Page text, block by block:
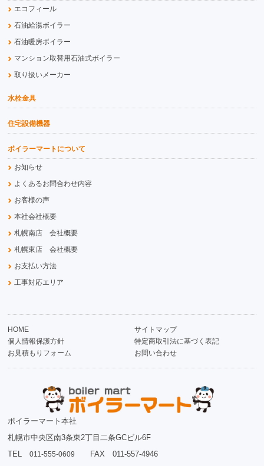
エコフィール
石油給湯ボイラー
石油暖房ボイラー
マンション取替用石油式ボイラー
取り扱いメーカー
水栓金具
住宅設備機器
ボイラーマートについて
お知らせ
よくあるお問合わせ内容
お客様の声
本社会社概要
札幌南店 会社概要
札幌東店 会社概要
お支払い方法
工事対応エリア
HOME
サイトマップ
個人情報保護方針
特定商取引法に基づく表記
お見積もりフォーム
お問い合わせ
ボイラーマート本社
札幌市中央区南3条東2丁目二条GCビル6F
TEL011-555-0609 FAX 011-557-4946